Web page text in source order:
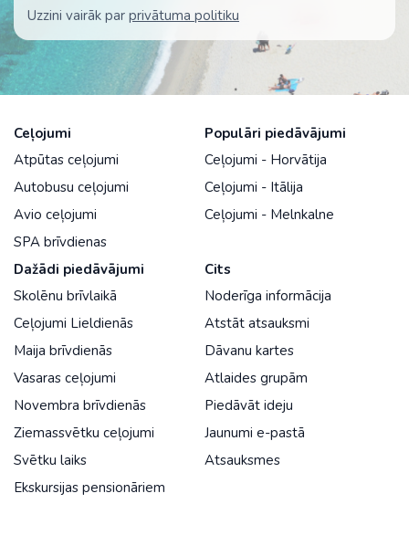
Uzzini vairāk par privātuma politiku
Ceļojumi
Atpūtas ceļojumi
Autobusu ceļojumi
Avio ceļojumi
SPA brīvdienas
Populāri piedāvājumi
Ceļojumi - Horvātija
Ceļojumi - Itālija
Ceļojumi - Melnkalne
Dažādi piedāvājumi
Skolēnu brīvlaikā
Ceļojumi Lieldienās
Maija brīvdienās
Vasaras ceļojumi
Novembra brīvdienās
Ziemassvētku ceļojumi
Svētku laiks
Ekskursijas pensionāriem
Cits
Noderīga informācija
Atstāt atsauksmi
Dāvanu kartes
Atlaides grupām
Piedāvāt ideju
Jaunumi e-pastā
Atsauksmes